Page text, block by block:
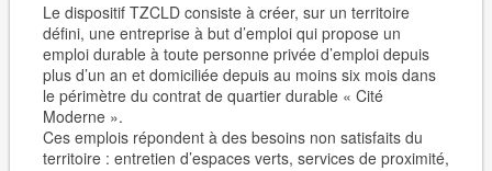
Le dispositif TZCLD consiste à créer, sur un territoire
défini, une entreprise à but d’emploi qui propose un
emploi durable à toute personne privée d’emploi depuis
plus d’un an et domiciliée depuis au moins six mois dans
le périmètre du contrat de quartier durable « Cité
Moderne ».
Ces emplois répondent à des besoins non satisfaits du
territoire : entretien d’espaces verts, services de proximité,